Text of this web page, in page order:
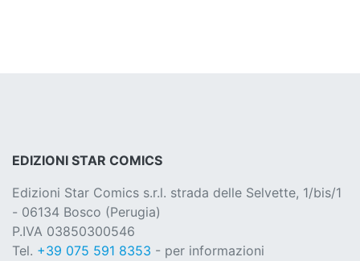
EDIZIONI STAR COMICS
Edizioni Star Comics s.r.l. strada delle Selvette, 1/bis/1
- 06134 Bosco (Perugia)
P.IVA 03850300546
Tel. +39 075 591 8353 - per informazioni